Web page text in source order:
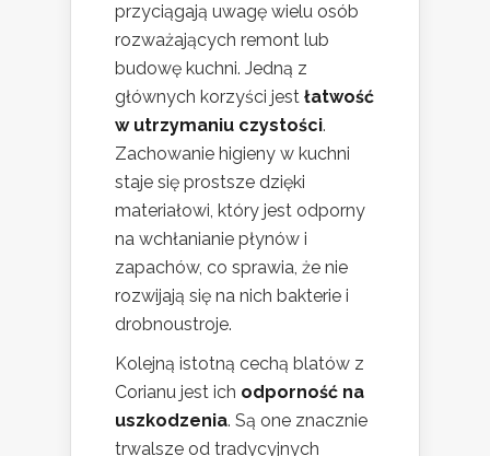
przyciągają uwagę wielu osób
rozważających remont lub
budowę kuchni. Jedną z
głównych korzyści jest łatwość
w utrzymaniu czystości.
Zachowanie higieny w kuchni
staje się prostsze dzięki
materiałowi, który jest odporny
na wchłanianie płynów i
zapachów, co sprawia, że nie
rozwijają się na nich bakterie i
drobnoustroje.
Kolejną istotną cechą blatów z
Corianu jest ich odporność na
uszkodzenia. Są one znacznie
trwalsze od tradycyjnych